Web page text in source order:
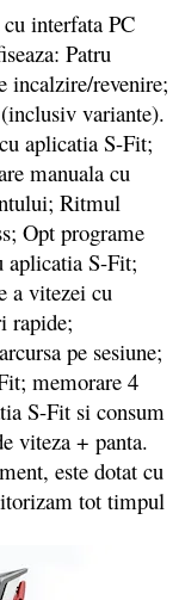
interfata PC
Patru
incalzire/revenire;
variante).
aplicatia S-Fit;
manuala cu
Ritmul
Opt programe
aplicatia S-Fit;
a vitezei cu
rapide;
pe sesiune;
memorare 4
S-Fit si consum
viteza + panta.
este dotat cu
tot timpul